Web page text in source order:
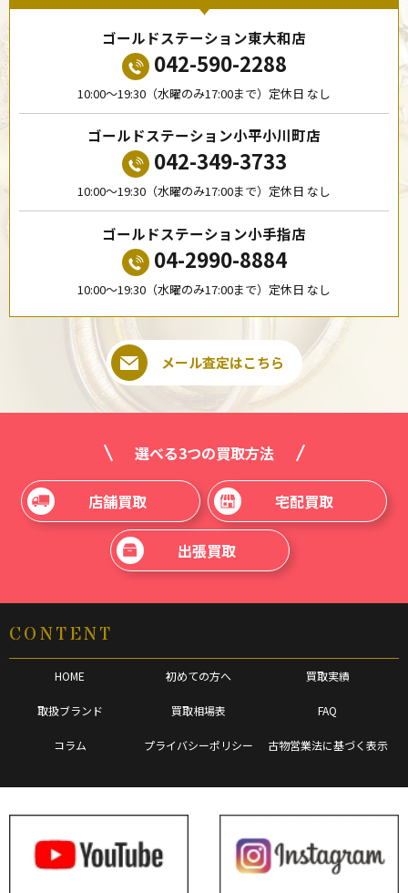
ゴールドステーション東大和店
042-590-2288
10:00〜19:30（水曜のみ17:00まで）定休日 なし
ゴールドステーション小平小川町店
042-349-3733
10:00〜19:30（水曜のみ17:00まで）定休日 なし
ゴールドステーション小手指店
04-2990-8884
10:00〜19:30（水曜のみ17:00まで）定休日 なし
メール査定はこちら
選べる3つの買取方法
店舗買取 宅配買取
出張買取
CONTENT
HOME 初めての方へ 買取実績
取扱ブランド 買取相場表 FAQ
コラム プライバシーポリシー 古物営業法に基づく表示